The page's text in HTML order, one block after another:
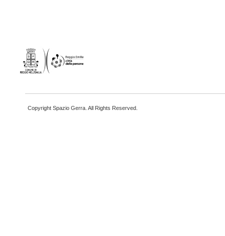
Copyright Spazio Gerra. All Rights Reserved.